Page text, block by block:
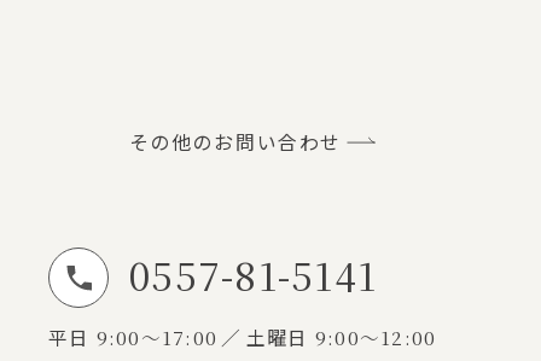
その他のお問い合わせ
お電話でのお問い合わせ
0557-81-5141
平日 9:00～17:00 土曜日 9:00～12:00